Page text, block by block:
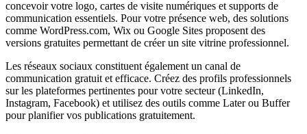
concevoir votre logo, cartes de visite numériques et supports de
communication essentiels. Pour votre présence web, des solutions
comme WordPress.com, Wix ou Google Sites proposent des
versions gratuites permettant de créer un site vitrine professionnel.
Les réseaux sociaux constituent également un canal de
communication gratuit et efficace. Créez des profils professionnels
sur les plateformes pertinentes pour votre secteur (LinkedIn,
Instagram, Facebook) et utilisez des outils comme Later ou Buffer
pour planifier vos publications gratuitement.